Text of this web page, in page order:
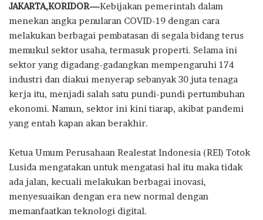
e
b
o
o
k
it
te
r
at
s
A
p
p
e e
g
ra
m
ar
e
JAKARTA,KORIDOR—Kebijakan pemerintah dalam
menekan angka penularan COVID-19 dengan cara
melakukan berbagai pembatasan di segala bidang terus
memukul sektor usaha, termasuk properti. Selama ini
sektor yang digadang-gadangkan mempengaruhi 174
industri dan diakui menyerap sebanyak 30 juta tenaga
kerja itu, menjadi salah satu pundi-pundi pertumbuhan
ekonomi. Namun, sektor ini kini tiarap, akibat pandemi
yang entah kapan akan berakhir.
Ketua Umum Perusahaan Realestat Indonesia (REI) Totok
Lusida mengatakan untuk mengatasi hal itu maka tidak
ada jalan, kecuali melakukan berbagai inovasi,
menyesuaikan dengan era new normal dengan
memanfaatkan teknologi digital.